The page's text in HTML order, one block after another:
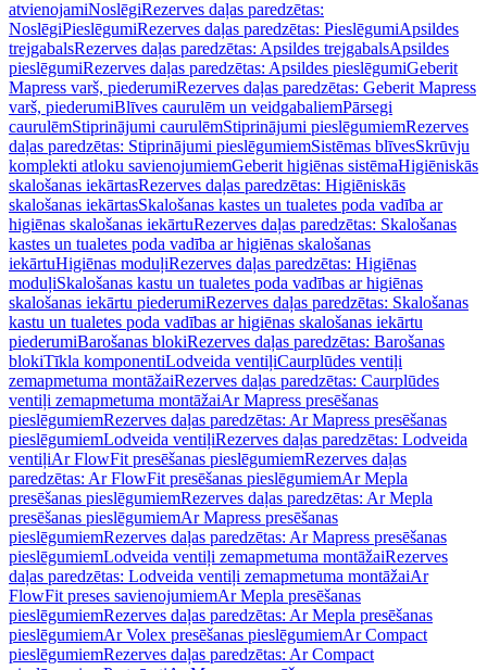
atvienojamiNoslēgiRezerves daļas paredzētas:
NoslēgiPieslēgumiRezerves daļas paredzētas: PieslēgumiApsildes
trejgabalsRezerves daļas paredzētas: Apsildes trejgabalsApsildes
pieslēgumiRezerves daļas paredzētas: Apsildes pieslēgumiGeberit
Mapress varš, piederumiRezerves daļas paredzētas: Geberit Mapress
varš, piederumiBlīves caurulēm un veidgabaliemPārsegi
caurulēmStiprinājumi caurulēmStiprinājumi pieslēgumiemRezerves
daļas paredzētas: Stiprinājumi pieslēgumiemSistēmas blīvesSkrūvju
komplekti atloku savienojumiemGeberit higiēnas sistēmaHigiēniskās
skalošanas iekārtasRezerves daļas paredzētas: Higiēniskās
skalošanas iekārtasSkalošanas kastes un tualetes poda vadība ar
higiēnas skalošanas iekārtuRezerves daļas paredzētas: Skalošanas
kastes un tualetes poda vadība ar higiēnas skalošanas
iekārtuHigiēnas moduļiRezerves daļas paredzētas: Higiēnas
moduļiSkalošanas kastu un tualetes poda vadības ar higiēnas
skalošanas iekārtu piederumiRezerves daļas paredzētas: Skalošanas
kastu un tualetes poda vadības ar higiēnas skalošanas iekārtu
piederumiBarošanas blokiRezerves daļas paredzētas: Barošanas
blokiTīkla komponentiLodveida ventiļiCaurplūdes ventiļi
zemapmetuma montāžaiRezerves daļas paredzētas: Caurplūdes
ventiļi zemapmetuma montāžaiAr Mapress presēšanas
pieslēgumiemRezerves daļas paredzētas: Ar Mapress presēšanas
pieslēgumiemLodveida ventiļiRezerves daļas paredzētas: Lodveida
ventiļiAr FlowFit presēšanas pieslēgumiemRezerves daļas
paredzētas: Ar FlowFit presēšanas pieslēgumiemAr Mepla
presēšanas pieslēgumiemRezerves daļas paredzētas: Ar Mepla
presēšanas pieslēgumiemAr Mapress presēšanas
pieslēgumiemRezerves daļas paredzētas: Ar Mapress presēšanas
pieslēgumiemLodveida ventiļi zemapmetuma montāžaiRezerves
daļas paredzētas: Lodveida ventiļi zemapmetuma montāžaiAr
FlowFit preses savienojumiemAr Mepla presēšanas
pieslēgumiemRezerves daļas paredzētas: Ar Mepla presēšanas
pieslēgumiemAr Volex presēšanas pieslēgumiemAr Compact
pieslēgumiemRezerves daļas paredzētas: Ar Compact